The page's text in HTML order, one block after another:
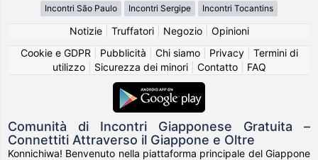
Incontri São Paulo Incontri Sergipe Incontri Tocantins
Notizie| Truffatori| Negozio| Opinioni
Cookie e GDPR
Pubblicità Chi siamo| Privacy| Termini di
utilizzo| Sicurezza dei minori| Contatto| FAQ
Comunità di Incontri Giapponese Gratuita –
Connettiti Attraverso il Giappone e Oltre
Konnichiwa! Benvenuto nella piattaforma principale del Giappone